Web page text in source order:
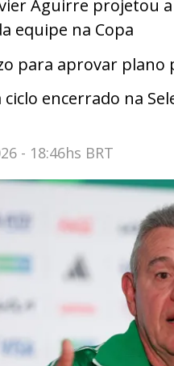
Aguirre projetou
equipe na Copa
para aprovar plano
encerrado na
- 18:46hs BRT